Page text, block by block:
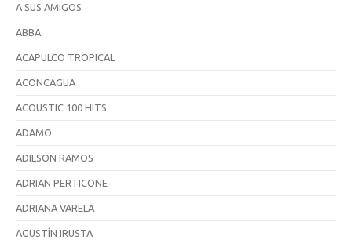
A SUS AMIGOS
ABBA
ACAPULCO TROPICAL
ACONCAGUA
ACOUSTIC 100 HITS
ADAMO
ADILSON RAMOS
ADRIAN PERTICONE
ADRIANA VARELA
AGUSTÍN IRUSTA